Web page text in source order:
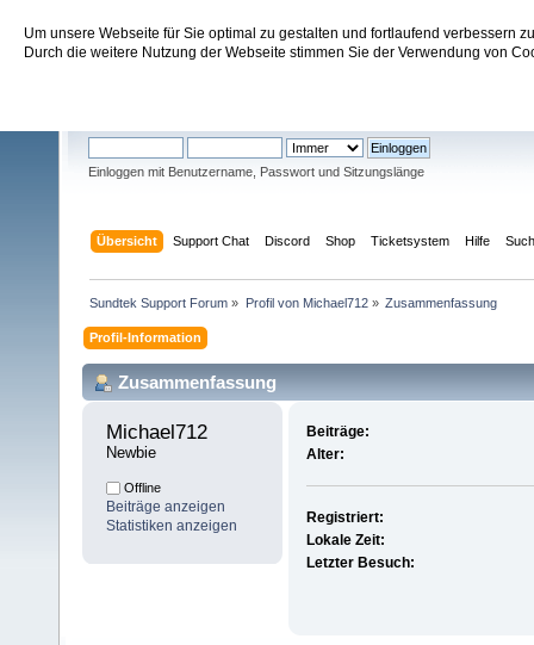
Um unsere Webseite für Sie optimal zu gestalten und fortlaufend verbessern
Durch die weitere Nutzung der Webseite stimmen Sie der Verwendung von
Sundtek Support Forum
Einloggen mit Benutzername, Passwort und Sitzungslänge
Übersicht Support Chat Discord Shop Ticketsystem Hilfe
Sundtek Support Forum » Profil von Michael712» Zusammenfassung
Profil-Information
Zusammenfassung
Michael712
Newbie
Offline
Beiträge anzeigen
Statistiken anzeigen
Beiträge:
Alter:
Registriert:
Lokale Zeit:
Letzter Besuch: